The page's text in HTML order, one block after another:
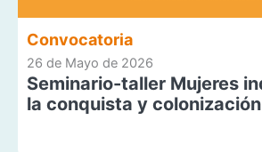
Convocatoria
26 de Mayo de 2026
Seminario-taller Mujeres
la conquista y